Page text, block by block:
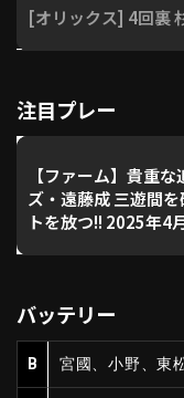
運営会社（別ウィンドウで
動画を検索（選
[オリックス] 4回裏
注目プレー
【ファーム】貴重
ズ・遠藤成 三遊間
トを放つ!! 2025年4
バッテリー
B 宮國、小野、東